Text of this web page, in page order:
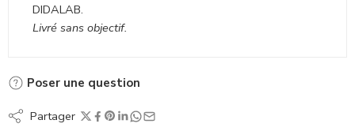
DIDALAB.
Livré sans objectif.
Poser une question
Partager